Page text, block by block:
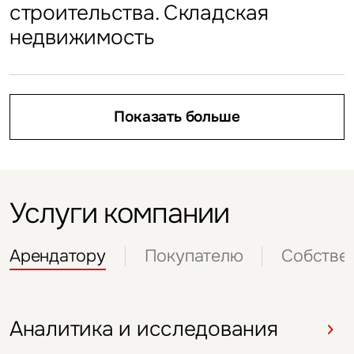
Показать больше
строительства. Складская
недвижимость
Показать больше
Показать больше
Cанкт-Петербурга.
Предварительные итоги I
Показать больше
Услуги компании
Арендатору Покупателю
Аналитика и исследования
Аналитика и исследования
Аналитика и исследования
Аналитика и исследования
Аналитика и исследования
персональных данных